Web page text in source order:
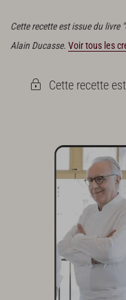
Cette recette est issue du livre
Alain Ducasse. Voir tous les
Cette recette